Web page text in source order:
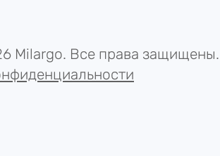
Milargo. Все права защищены.